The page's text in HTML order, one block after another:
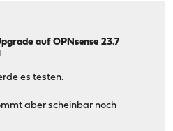
auf OPNsense 23.7
es testen.
aber scheinbar noch